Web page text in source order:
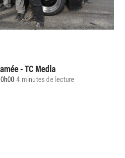
- TC Media
4 minutes de lecture